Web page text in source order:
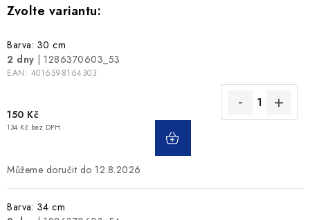
Barva: 30 cm
2 dny
| 1286370603_53
EAN: 4016598164303
150 Kč
134 Kč bez DPH
12.8.2026
Barva: 34 cm